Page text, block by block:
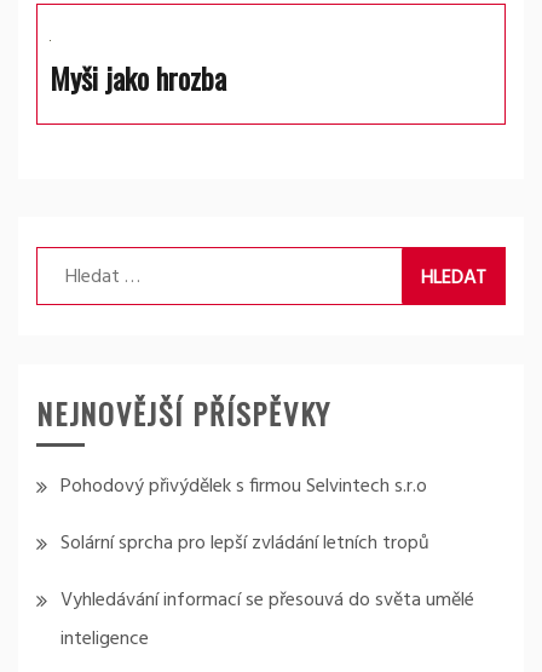
Myši jako hrozba
Vyhledávání
NEJNOVĚJŠÍ PŘÍSPĚVKY
Pohodový přivýdělek s firmou Selvintech s.r.o
Solární sprcha pro lepší zvládání letních tropů
Vyhledávání informací se přesouvá do světa umělé
inteligence